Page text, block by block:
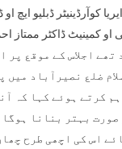
ضلع نصیرآباد میں
کرتے ہوئے کہا کہ
صورت بہتر بنانا
اس کی اچھی طرح